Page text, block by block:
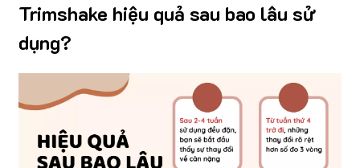
Trimshake hiệu quả sau bao lâu sử
dụng?